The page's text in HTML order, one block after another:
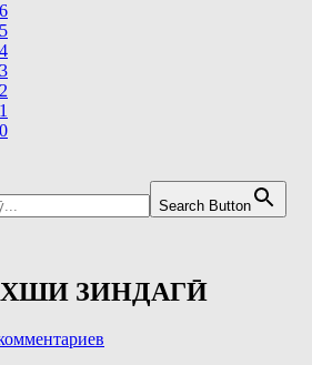
Search Button
ЗИНДАГӢ